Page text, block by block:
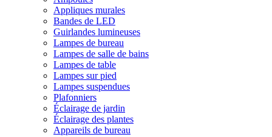
Appliques murales
Bandes de LED
Guirlandes lumineuses
Lampes de bureau
Lampes de salle de bains
Lampes de table
Lampes sur pied
Lampes suspendues
Plafonniers
Éclairage de jardin
Éclairage des plantes
Appareils de bureau